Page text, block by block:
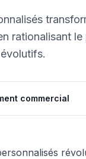
rationalisant
commercial